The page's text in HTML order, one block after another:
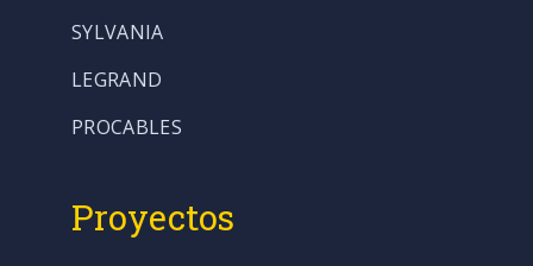
SYLVANIA
LEGRAND
PROCABLES
Proyectos